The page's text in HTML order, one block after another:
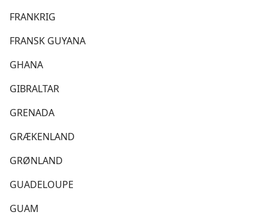
FRANKRIG
FRANSK GUYANA
GHANA
GIBRALTAR
GRENADA
GRÆKENLAND
GRØNLAND
GUADELOUPE
GUAM